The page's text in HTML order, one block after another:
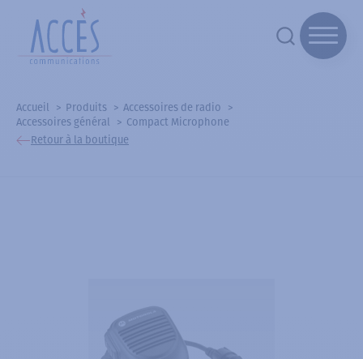
Accueil Produits
Accessoires de radio
Accessoires général
Compact Microphone
Retour à la boutique